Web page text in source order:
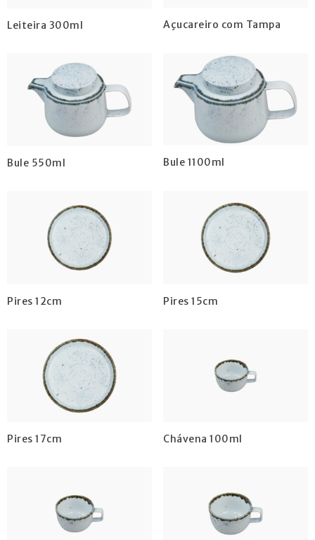
Leiteira 300ml Açucareiro com Tampa
Bule 550ml Bule 1100ml
Pires 12cm Pires 15cm
Pires 17cm Chávena 100ml